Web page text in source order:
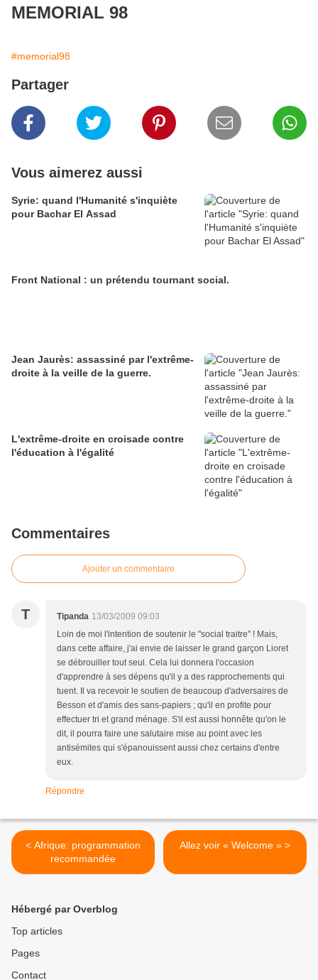
MEMORIAL 98
#memorial98
Partager
Vous aimerez aussi
Syrie: quand l'Humanité s'inquiète
pour Bachar El Assad
Front National : un prétendu tournant social.
Jean Jaurès: assassiné par l'extrême-
droite à la veille de la guerre.
L'extrême-droite en croisade contre
l'éducation à l'égalité
Commentaires
Ajouter un commentaire
T Tipanda 13/03/2009 09:03
Loin de moi l'intention de soutenir le "social traitre" ! Mais,
dans cette affaire, j'ai envie de laisser le grand garçon Lioret
se débrouiller tout seul. Cela lui donnera l'occasion
d'apprendre à ses dépens qu'il y a des rapprochements qui
tuent. Il va recevoir le soutien de beaucoup d'adversaires de
Besson et d'amis des sans-papiers ; qu'il en profite pour
effectuer tri et grand ménage. S'il est aussi honnête qu'on le
dit, il pourra faire une salutaire mise au point avec les
antisémites qui s'épanouissent aussi chez certains d'entre
eux.
Répondre
< Afrique: programmation
recommandée
Allez voir « Welcome » >
Hébergé par Overblog
Top articles
Pages
Contact